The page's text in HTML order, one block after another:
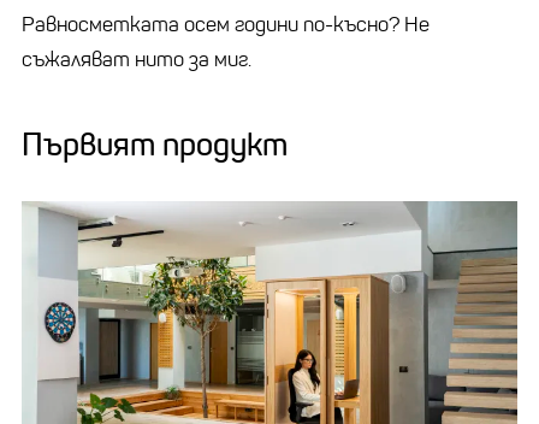
Равносметката осем години по-късно? Не
съжаляват нито за миг.
Първият продукт